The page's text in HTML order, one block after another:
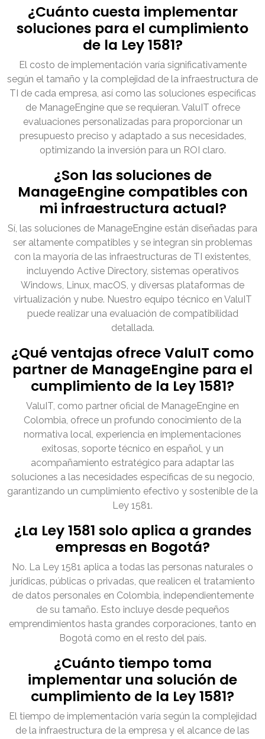
¿Cuánto cuesta implementar
soluciones para el cumplimiento
de la Ley 1581?
El costo de implementación varía significativamente
según el tamaño y la complejidad de la infraestructura de
TI de cada empresa, así como las soluciones específicas
de ManageEngine que se requieran. ValuIT ofrece
evaluaciones personalizadas para proporcionar un
presupuesto preciso y adaptado a sus necesidades,
optimizando la inversión para un ROI claro.
¿Son las soluciones de
ManageEngine compatibles con
mi infraestructura actual?
Sí, las soluciones de ManageEngine están diseñadas para
ser altamente compatibles y se integran sin problemas
con la mayoría de las infraestructuras de TI existentes,
incluyendo Active Directory, sistemas operativos
Windows, Linux, macOS, y diversas plataformas de
virtualización y nube. Nuestro equipo técnico en ValuIT
puede realizar una evaluación de compatibilidad
detallada.
¿Qué ventajas ofrece ValuIT como
partner de ManageEngine para el
cumplimiento de la Ley 1581?
ValuIT, como partner oficial de ManageEngine en
Colombia, ofrece un profundo conocimiento de la
normativa local, experiencia en implementaciones
exitosas, soporte técnico en español, y un
acompañamiento estratégico para adaptar las
soluciones a las necesidades específicas de su negocio,
garantizando un cumplimiento efectivo y sostenible de la
Ley 1581.
¿La Ley 1581 solo aplica a grandes
empresas en Bogotá?
No. La Ley 1581 aplica a todas las personas naturales o
jurídicas, públicas o privadas, que realicen el tratamiento
de datos personales en Colombia, independientemente
de su tamaño. Esto incluye desde pequeños
emprendimientos hasta grandes corporaciones, tanto en
Bogotá como en el resto del país.
¿Cuánto tiempo toma
implementar una solución de
cumplimiento de la Ley 1581?
El tiempo de implementación varía según la complejidad
de la infraestructura de la empresa y el alcance de las